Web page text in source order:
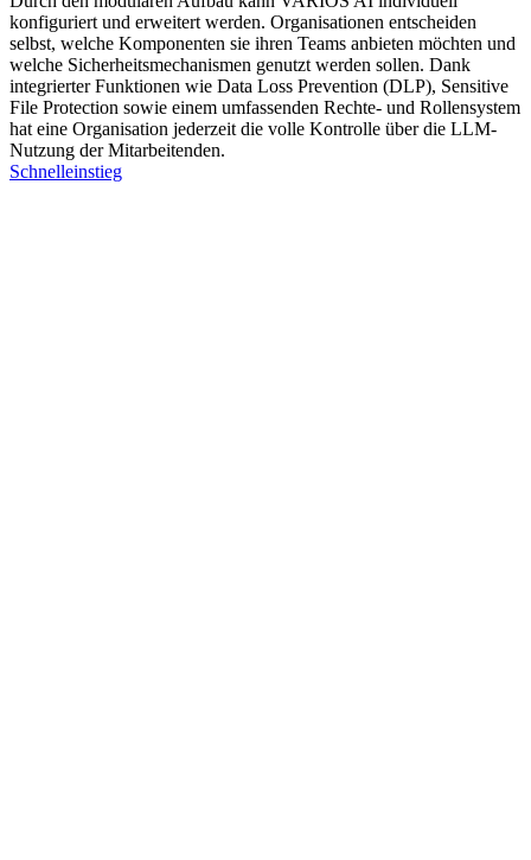
konfiguriert und erweitert werden. Organisationen entscheiden
selbst, welche Komponenten sie ihren Teams anbieten möchten und
welche Sicherheitsmechanismen genutzt werden sollen. Dank
integrierter Funktionen wie Data Loss Prevention (DLP), Sensitive
File Protection sowie einem umfassenden Rechte- und Rollensystem
hat eine Organisation jederzeit die volle Kontrolle über die LLM-
Nutzung der Mitarbeitenden.
Schnelleinstieg